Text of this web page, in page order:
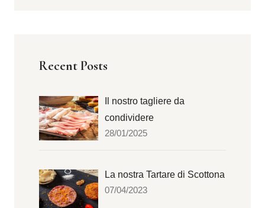
Recent Posts
Il nostro tagliere da
condividere
28/01/2025
La nostra Tartare di Scottona
07/04/2023